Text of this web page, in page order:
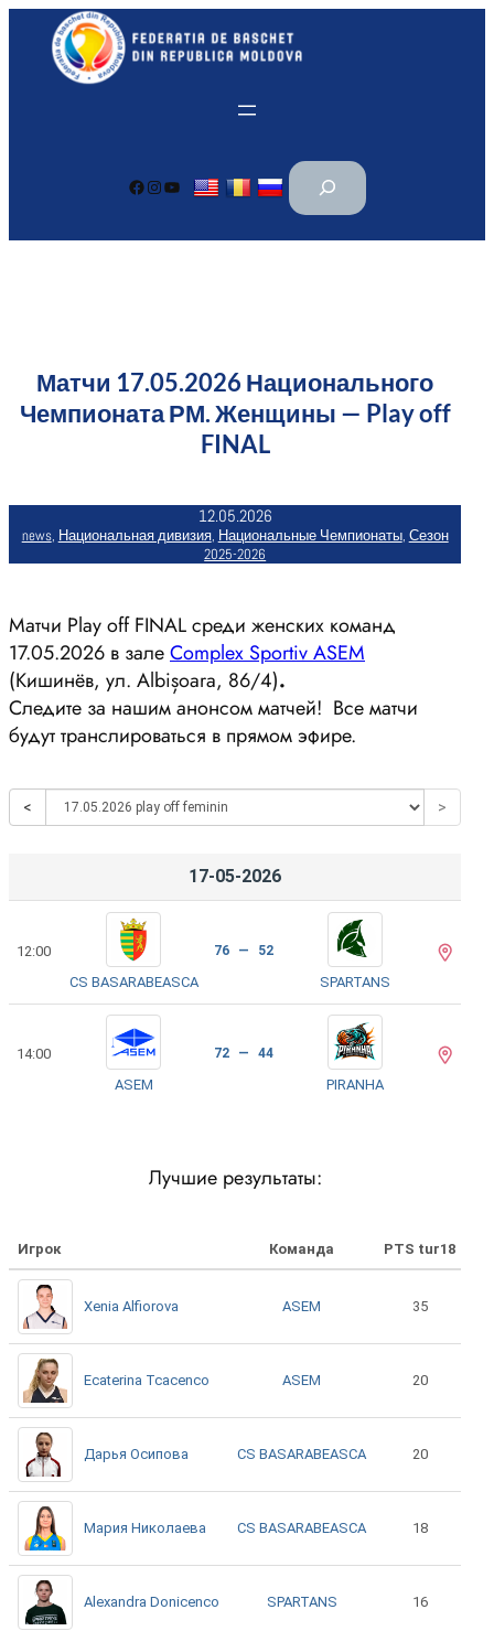
Перейти
содержимому
Facebook Instagram YouTube
П
и
Матчи 17.05.2026 Национального
Чемпионата РМ. Женщины — Play off
FINAL
12.05.2026
news, Национальная дивизия, Национальные Чемпионаты, Сезон
2025-2026
Матчи Play off FINAL среди женских команд
17.05.2026 в залеComplex Sportiv ASEM
(Кишинёв, ул. Albișoara, 86/4).
Следите за нашим анонсом матчей! Все матчи
будут транслироваться в прямом эфире.
< >
17-05-2026
12:00
CS BASARABEASCA
76 — 52
SPARTANS
14:00
ASEM
72 — 44
PIRANHA
Лучшие результаты:
Игрок Команда PTS tur18
Xenia Alfiorova ASEM 35
Ecaterina Tcacenco ASEM 20
Дарья Осипова CS BASARABEASCA 20
Мария Николаева CS BASARABEASCA 18
Alexandra Donicenco SPARTANS 16